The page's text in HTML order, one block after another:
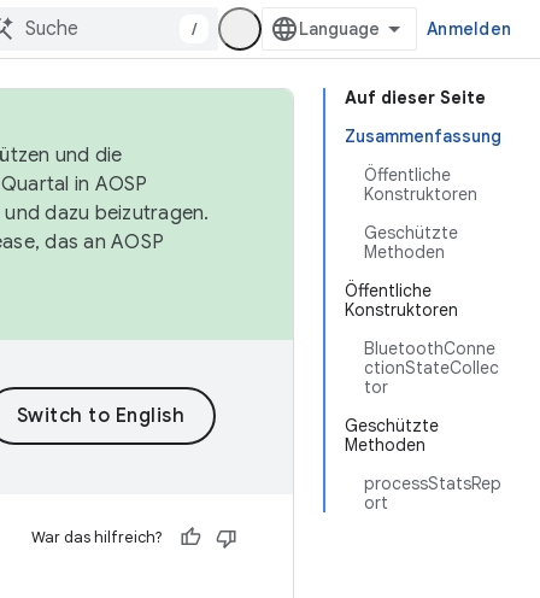
/ Anmelden
Auf dieser Seite
Zusammenfassung
Öffentliche
Konstruktoren
Geschützte
Methoden
Öffentliche
Konstruktoren
BluetoothConne
ctionStateCollec
tor
Geschützte
Methoden
processStatsRep
ort
und die
in AOSP
und dazu beizutragen.
das an AOSP
War das hilfreich?